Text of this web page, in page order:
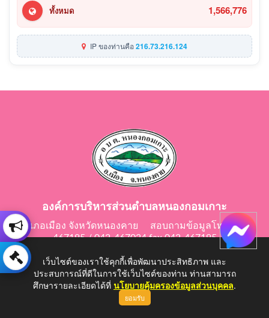
ทั้งหมด 1,566,776
IP ของท่านคือ216.73.216.124
องค์การบริหารส่วนตำบลหนองกอมเกาะ
อำเภอเมือง จังหวัดหนองคาย สอบถามข้อมูลโทร 042-
467195 / 042-467024 fax 042-467195
E-Mail: saraban@nongkomkor.go.th
เว็บไซต์ของเราใช้คุกกี้เพื่อพัฒนาประสิทธิภาพ และ
ประสบการณ์ที่ดีในการใช้เว็บไซต์ของท่าน ท่านสามารถ
ศึกษารายละเอียดได้ที่ นโยบายคุ้มครองข้อมูลส่วนบุคคล.
ยอมรับ